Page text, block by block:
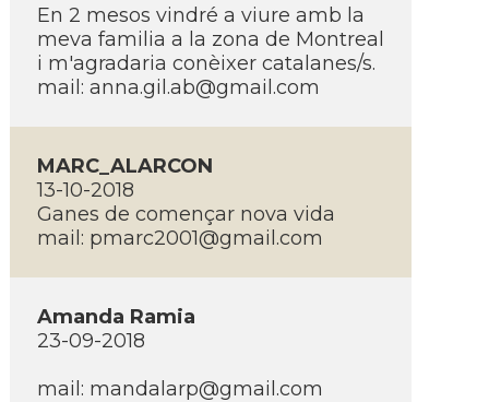
En 2 mesos vindré a viure amb la
meva familia a la zona de Montreal
i m'agradaria conèixer catalanes/s.
mail: anna.gil.ab@gmail.com
MARC_ALARCON
13-10-2018
Ganes de començar nova vida
mail: pmarc2001@gmail.com
Amanda Ramia
23-09-2018
mail: mandalarp@gmail.com